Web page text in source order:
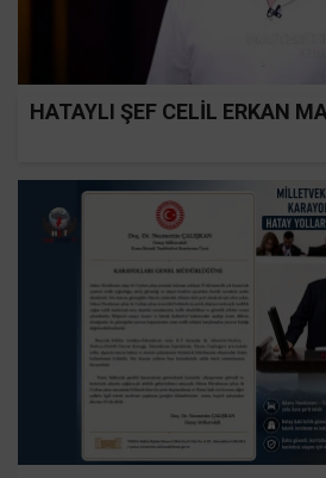
HATAYLI ŞEF CELİL ERKAN